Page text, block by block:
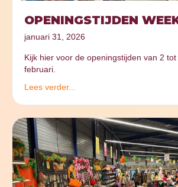
OPENINGSTIJDEN
januari 31, 2026
Kijk hier voor de openingstijden van 2
februari.
Lees verder...